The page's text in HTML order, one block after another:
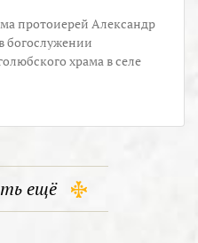
протоиерей Александр
богослужении
храма в селе
ещё